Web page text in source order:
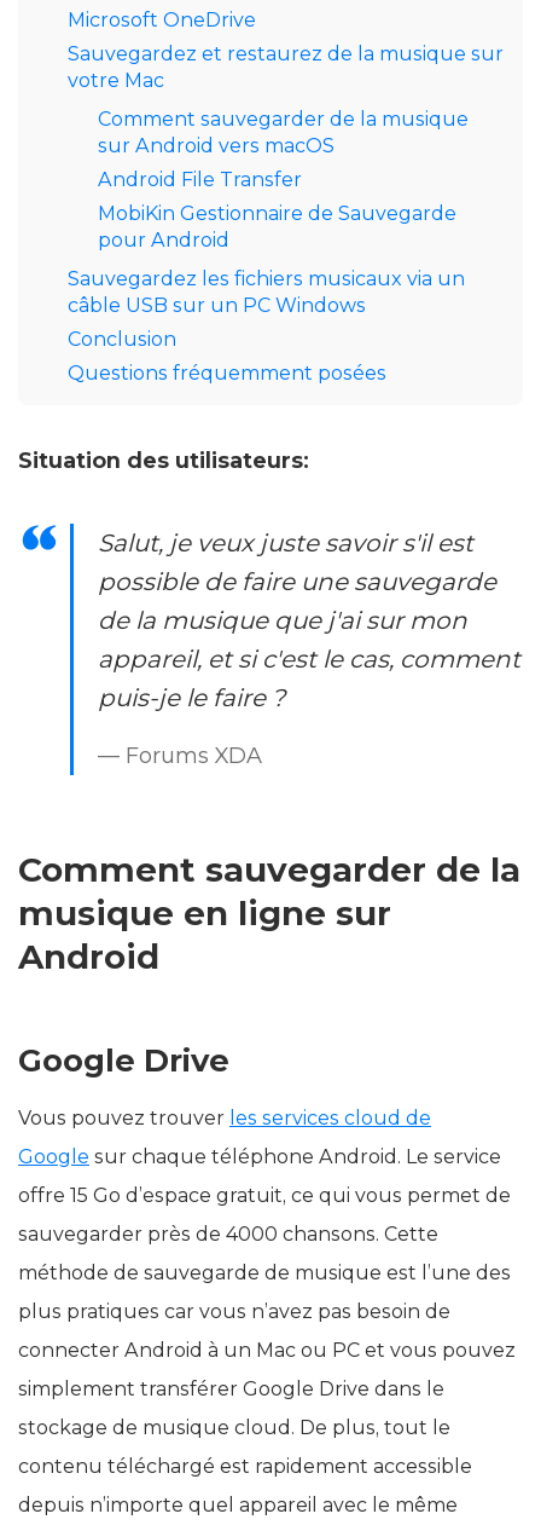
Microsoft OneDrive
Sauvegardez et restaurez de la musique sur
votre Mac
Comment sauvegarder de la musique
sur Android vers macOS
Android File Transfer
MobiKin Gestionnaire de Sauvegarde
pour Android
Sauvegardez les fichiers musicaux via un
câble USB sur un PC Windows
Conclusion
Questions fréquemment posées
Situation des utilisateurs:
Salut, je veux juste savoir s'il est
possible de faire une sauvegarde
de la musique que j'ai sur mon
appareil, et si c'est le cas, comment
puis-je le faire ?
— Forums XDA
Comment sauvegarder de la
musique en ligne sur
Android
Google Drive
Vous pouvez trouver les services cloud de
Google sur chaque téléphone Android. Le service
offre 15 Go d’espace gratuit, ce qui vous permet de
sauvegarder près de 4000 chansons. Cette
méthode de sauvegarde de musique est l’une des
plus pratiques car vous n’avez pas besoin de
connecter Android à un Mac ou PC et vous pouvez
simplement transférer Google Drive dans le
stockage de musique cloud. De plus, tout le
contenu téléchargé est rapidement accessible
depuis n’importe quel appareil avec le même